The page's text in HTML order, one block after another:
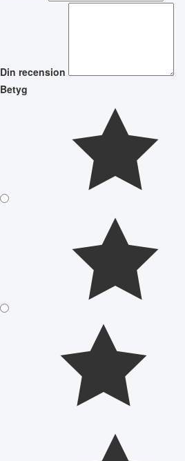
Din recension
Betyg